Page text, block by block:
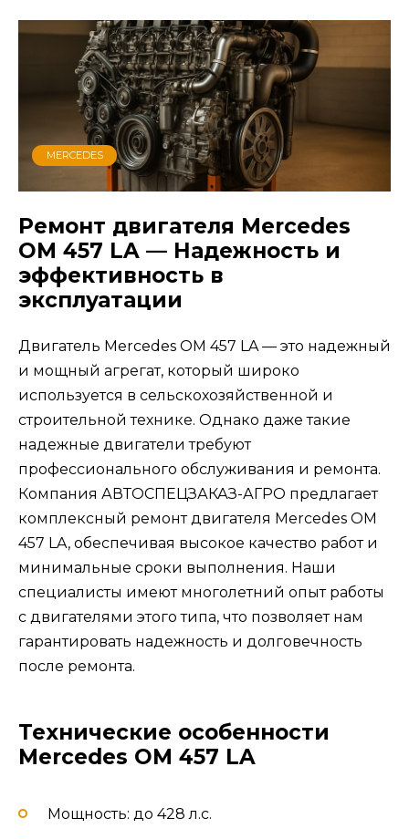
MERCEDES
Ремонт двигателя Mercedes
OM 457 LA — Надежность и
эффективность в
эксплуатации
Двигатель Mercedes OM 457 LA — это надежный
и мощный агрегат, который широко
используется в сельскохозяйственной и
строительной технике. Однако даже такие
надежные двигатели требуют
профессионального обслуживания и ремонта.
Компания АВТОСПЕЦЗАКАЗ-АГРО предлагает
комплексный ремонт двигателя Mercedes OM
457 LA, обеспечивая высокое качество работ и
минимальные сроки выполнения. Наши
специалисты имеют многолетний опыт работы
с двигателями этого типа, что позволяет нам
гарантировать надежность и долговечность
после ремонта.
Технические особенности
Mercedes OM 457 LA
Мощность: до 428 л.с.